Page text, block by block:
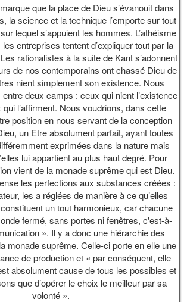
que la place de Dieu s’évanouit dans
la science et la technique l’emporte sur tout
lequel s’appuient les hommes. L’athéisme
entreprises tentent d’expliquer tout par la
rationalistes à la suite de Kant s’adonnent
de nos contemporains ont chassé Dieu de
nient simplement son existence. Nous
deux camps : ceux qui nient l’existence
l’affirment. Nous voudrions, dans cette
position en nous servant de la conception
un Etre absolument parfait, ayant toutes
exprimées dans la nature mais
lui appartient au plus haut degré. Pour
vient de la monade suprême qui est Dieu.
les perfections aux substances créées :
les a réglées de manière à ce qu’elles
un tout harmonieux, car chacune
fermé, sans portes ni fenêtres, c'est-à-
». Il y a donc une hiérarchie des
monade suprême. Celle-ci porte en elle une
de production et « par conséquent, elle
absolument cause de tous les possibles et
que d’opérer le choix le meilleur par sa
volonté ».